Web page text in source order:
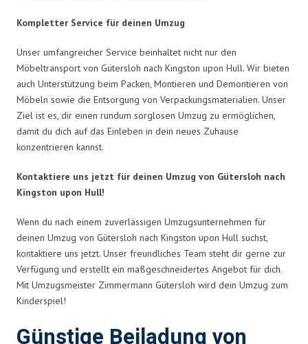
Kompletter Service für deinen Umzug
Unser umfangreicher Service beinhaltet nicht nur den
Möbeltransport von Gütersloh nach Kingston upon Hull. Wir bieten
auch Unterstützung beim Packen, Montieren und Demontieren von
Möbeln sowie die Entsorgung von Verpackungsmaterialien. Unser
Ziel ist es, dir einen rundum sorglosen Umzug zu ermöglichen,
damit du dich auf das Einleben in dein neues Zuhause
konzentrieren kannst.
Kontaktiere uns jetzt für deinen Umzug von Gütersloh nach
Kingston upon Hull!
Wenn du nach einem zuverlässigen Umzugsunternehmen für
deinen Umzug von Gütersloh nach Kingston upon Hull suchst,
kontaktiere uns jetzt. Unser freundliches Team steht dir gerne zur
Verfügung und erstellt ein maßgeschneidertes Angebot für dich.
Mit Umzugsmeister Zimmermann Gütersloh wird dein Umzug zum
Kinderspiel!
Günstige Beiladung von